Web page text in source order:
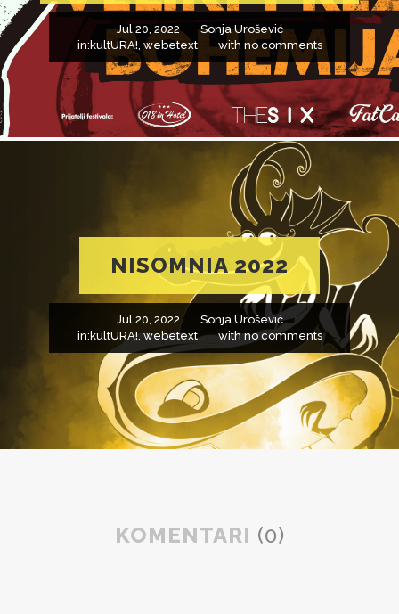
Jul 20, 2022
Sonja Urošević
in:kultURA! webetext with no comments
NISOMNIA 2022
Jul 20, 2022
Sonja Urošević
in:kultURA!,webetext withno comments
KOMENTARI (0)